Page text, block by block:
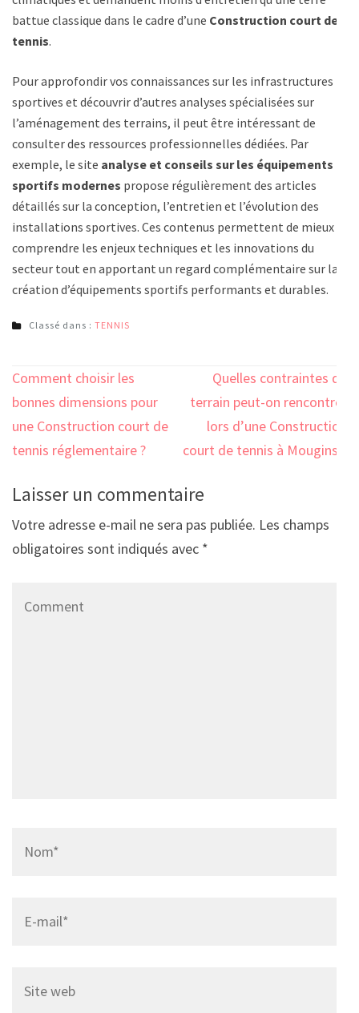
battue classique dans le cadre d’une Construction court de
tennis.
Pour approfondir vos connaissances sur les infrastructures
sportives et découvrir d’autres analyses spécialisées sur
l’aménagement des terrains, il peut être intéressant de
consulter des ressources professionnelles dédiées. Par
exemple, le site analyse et conseils sur les équipements
sportifs modernes propose régulièrement des articles
détaillés sur la conception, l’entretien et l’évolution des
installations sportives. Ces contenus permettent de mieux
comprendre les enjeux techniques et les innovations du
secteur tout en apportant un regard complémentaire sur la
création d’équipements sportifs performants et durables.
Classé dans : TENNIS
Navigation
de
l’article
Comment choisir les
bonnes dimensions pour
une Construction court de
tennis réglementaire ?
Quelles contraintes de
terrain peut-on rencontrer
lors d’une Construction
court de tennis à Mougins ?
Laisser un commentaire
Votre adresse e-mail ne sera pas publiée. Les champs
obligatoires sont indiqués avec *
web